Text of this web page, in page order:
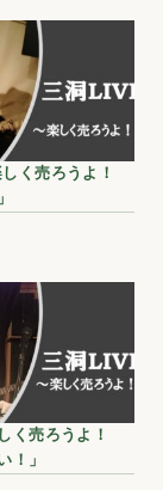
く売ろうよ！
く売ろうよ！
！」